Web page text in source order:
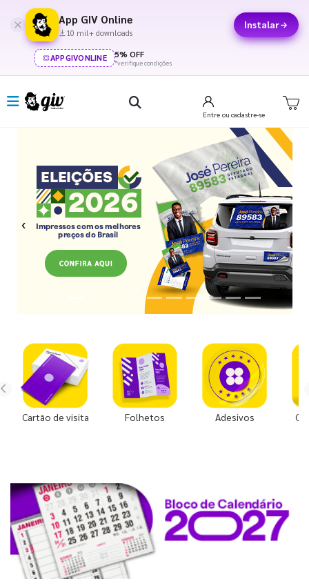
App GIV Online
10 mil+ downloads
Instalar
APPGIVONLINE 5% OFF
*verifique condições
Entre ou cadastre-se
Previous Next
Cartão de visita Folhetos Adesivos